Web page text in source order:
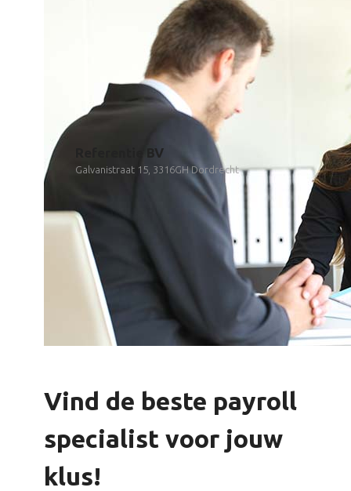
Referentie BV
Galvanistraat 15, 3316GH Dordrecht
Vind de beste payroll
specialist voor jouw
klus!